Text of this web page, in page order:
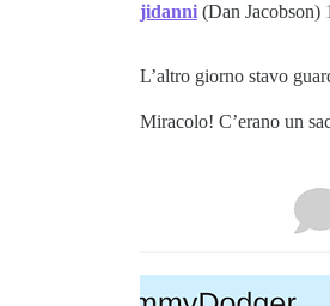
jidanni (Dan Jacobson) 1
L’altro giorno stavo
Miracolo! C’erano un